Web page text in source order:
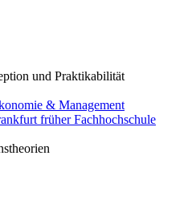
und Praktikabilität
& Management
früher Fachhochschule